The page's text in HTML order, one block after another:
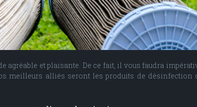
agréable et plaisante. De ce fait, il vous faudra
meilleurs alliés seront les produits de